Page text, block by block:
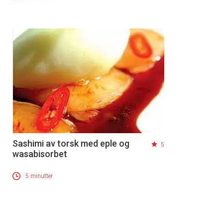
Sashimi av torsk med eple og
wasabisorbet
5
5 minutter